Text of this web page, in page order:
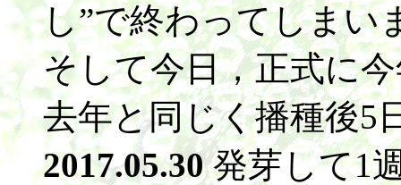
し”で終わってしまい
そして今日，正式に
去年と同じく播種後5
2017.05.30発芽して1